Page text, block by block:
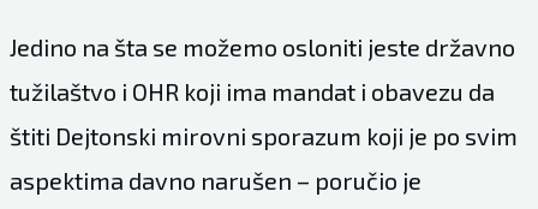
Jedino na šta se možemo osloniti jeste državno
tužilaštvo i OHR koji ima mandat i obavezu da
štiti Dejtonski mirovni sporazum koji je po svim
aspektima davno narušen – poručio je